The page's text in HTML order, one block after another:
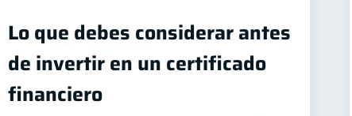
Lo que debes considerar antes
de invertir en un certificado
financiero